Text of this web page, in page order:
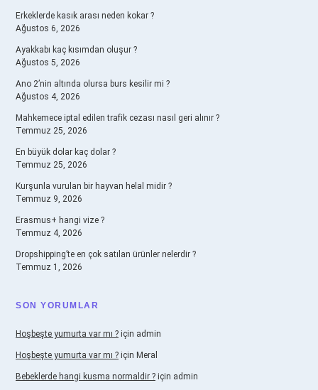
Erkeklerde kasık arası neden kokar ?
Ağustos 6, 2026
Ayakkabı kaç kısımdan oluşur ?
Ağustos 5, 2026
Ano 2’nin altında olursa burs kesilir mi ?
Ağustos 4, 2026
Mahkemece iptal edilen trafik cezası nasıl geri alınır ?
Temmuz 25, 2026
En büyük dolar kaç dolar ?
Temmuz 25, 2026
Kurşunla vurulan bir hayvan helal midir ?
Temmuz 9, 2026
Erasmus+ hangi vize ?
Temmuz 4, 2026
Dropshipping’te en çok satılan ürünler nelerdir ?
Temmuz 1, 2026
SON YORUMLAR
Hoşbeşte yumurta var mı ? için admin
Hoşbeşte yumurta var mı ? için Meral
Bebeklerde hangi kusma normaldir ? için admin